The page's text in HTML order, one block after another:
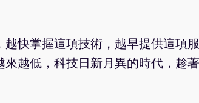
快掌握這項技術，越早提供這項
越低，科技日新月異的時代，趁